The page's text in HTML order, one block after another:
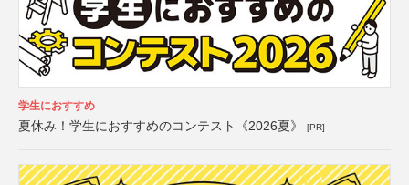
学生におすすめ
夏休み！学生におすすめのコンテスト《2026夏》 [PR]